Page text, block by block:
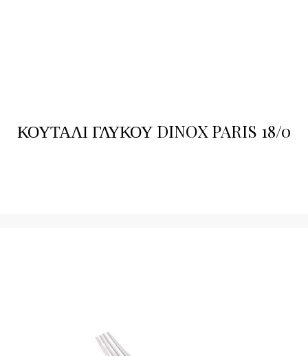
ΚΟΥΤΑΛΙ ΓΛΥΚΟΥ DINOX PARIS 18/0